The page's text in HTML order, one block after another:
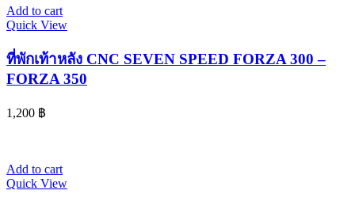
Add to cart
Quick View
ที่พักเท้าหลัง CNC SEVEN SPEED FORZA 300 –
FORZA 350
1,200 ฿
Add to cart
Quick View